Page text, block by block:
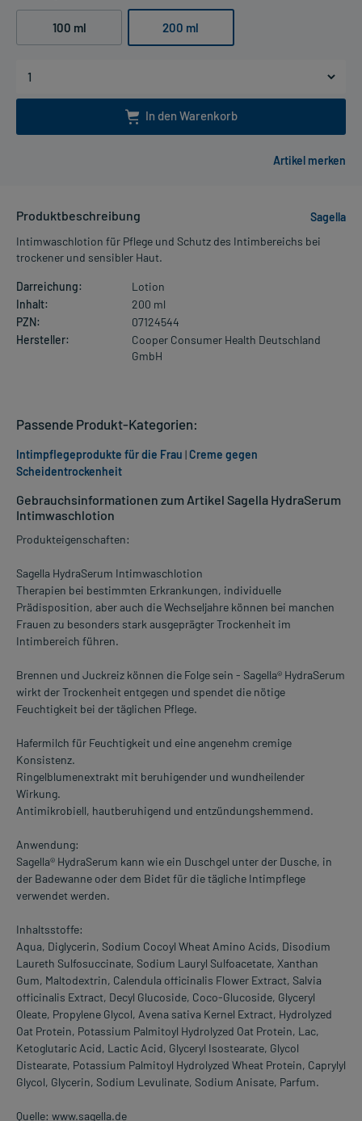
100 ml 200 ml
In den Warenkorb
Produktbeschreibung
Sagella
Intimwaschlotion für Pflege und Schutz des Intimbereichs bei
trockener und sensibler Haut.
Darreichung:
Lotion
Inhalt:
200 ml
PZN:
07124544
Hersteller:
Cooper Consumer Health Deutschland
GmbH
Gebrauchsinformationen zum Artikel Sagella HydraSerum
Intimwaschlotion
Produkteigenschaften:
Sagella HydraSerum Intimwaschlotion
Therapien bei bestimmten Erkrankungen, individuelle
Prädisposition, aber auch die Wechseljahre können bei manchen
Frauen zu besonders stark ausgeprägter Trockenheit im
Intimbereich führen.
Brennen und Juckreiz können die Folge sein - Sagella® HydraSerum
wirkt der Trockenheit entgegen und spendet die nötige
Feuchtigkeit bei der täglichen Pflege.
Hafermilch für Feuchtigkeit und eine angenehm cremige
Konsistenz.
Ringelblumenextrakt mit beruhigender und wundheilender
Wirkung.
Antimikrobiell, hautberuhigend und entzündungshemmend.
Anwendung:
Sagella® HydraSerum kann wie ein Duschgel unter der Dusche, in
der Badewanne oder dem Bidet für die tägliche Intimpflege
verwendet werden.
Inhaltsstoffe:
Aqua, Diglycerin, Sodium Cocoyl Wheat Amino Acids, Disodium
Laureth Sulfosuccinate, Sodium Lauryl Sulfoacetate, Xanthan
Gum, Maltodextrin, Calendula officinalis Flower Extract, Salvia
officinalis Extract, Decyl Glucoside, Coco-Glucoside, Glyceryl
Oleate, Propylene Glycol, Avena sativa Kernel Extract, Hydrolyzed
Oat Protein, Potassium Palmitoyl Hydrolyzed Oat Protein, Lac,
Ketoglutaric Acid, Lactic Acid, Glyceryl Isostearate, Glycol
Distearate, Potassium Palmitoyl Hydrolyzed Wheat Protein, Caprylyl
Glycol, Glycerin, Sodium Levulinate, Sodium Anisate, Parfum.
Quelle: www.sagella.de
Passende Produkt-Kategorien:
Intimpflegeprodukte für die Frau |Creme gegen
Scheidentrockenheit